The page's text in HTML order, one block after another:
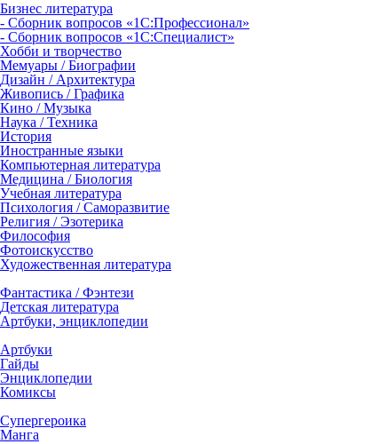
Бизнес литература
- Сборник вопросов «1С:Профессионал»
- Сборник вопросов «1С:Специалист»
Хобби и творчество
Мемуары / Биографии
Дизайн / Архитектура
Живопись / Графика
Кино / Музыка
Наука / Техника
История
Иностранные языки
Компьютерная литература
Медицина / Биология
Учебная литература
Психология / Саморазвитие
Религия / Эзотерика
Философия
Фотоискусство
Художественная литература
Фантастика / Фэнтези
Детская литература
Артбуки, энциклопедии
Артбуки
Гайды
Энциклопедии
Комиксы
Супергероика
Манга